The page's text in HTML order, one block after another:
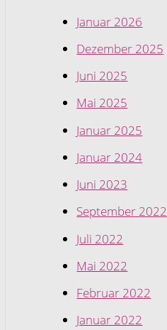
Januar 2026
Dezember 2025
Juni 2025
Mai 2025
Januar 2025
Januar 2024
Juni 2023
September 2022
Juli 2022
Mai 2022
Februar 2022
Januar 2022